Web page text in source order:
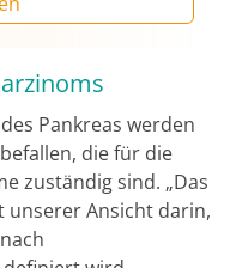
Pankreas werden
die für die
zuständig sind. „Das
unserer Ansicht darin,